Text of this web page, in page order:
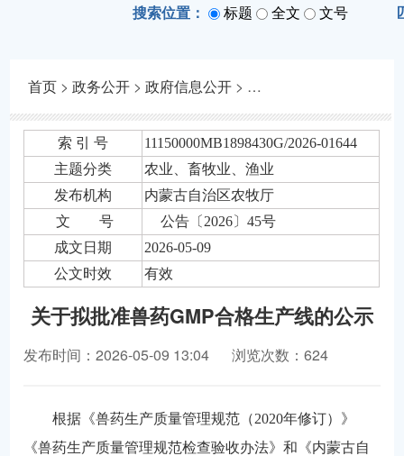
搜索位置： 标题 全文 文号
首页 >政务公开 >政府信息公开 > 法定主动公开内容
索 引 号
11150000MB1898430G/2026-01644
主题分类
农业、畜牧业、渔业
发布机构
内蒙古自治区农牧厅
文 号
公告〔2026〕45号
成文日期
2026-05-09
公文时效
有效
关于拟批准兽药GMP合格生产线的公示
发布时间：2026-05-09 13:04 浏览次数：624
根据《兽药生产质量管理规范（2020年修订）》
《兽药生产质量管理规范检查验收办法》和《内蒙古自